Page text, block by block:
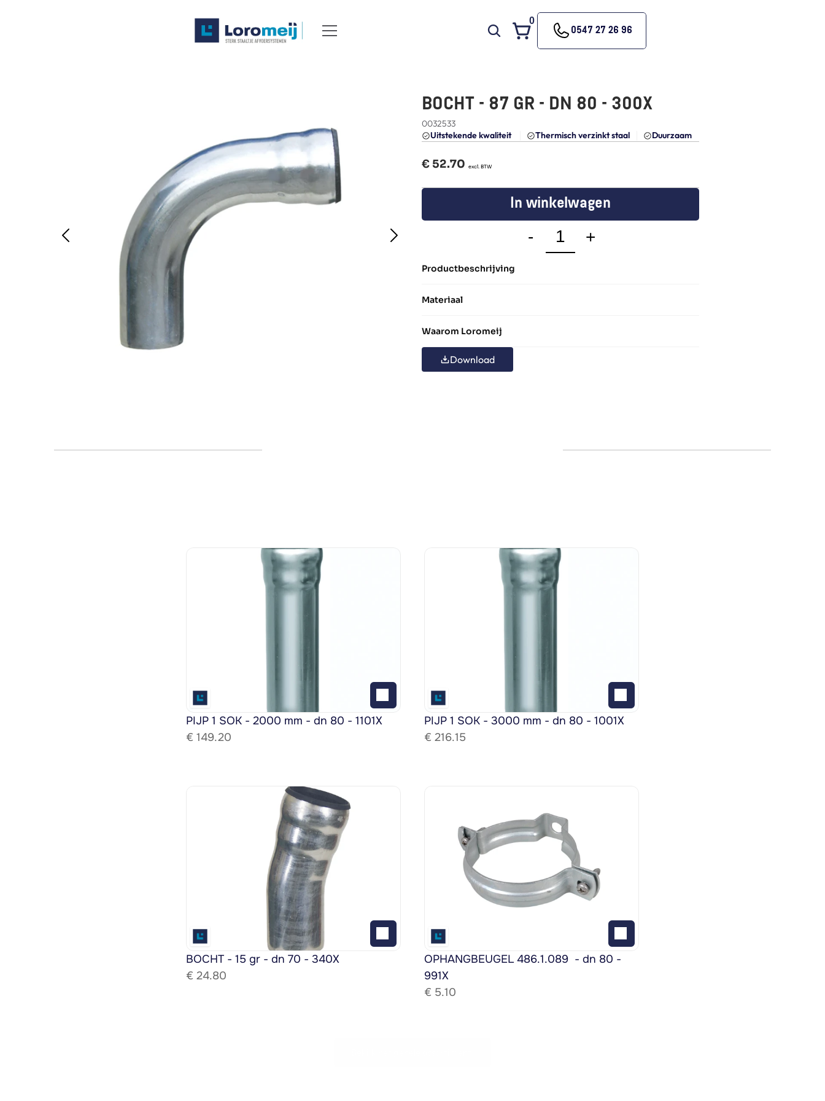
Poedercoaten
Over ons
Waarom Loromeij
Contact
0
0547 27 26 96
BOCHT - 87 GR - DN 80 - 300X
0032533
Uitstekende kwaliteit
Thermisch verzinkt staal Duurzaam
€ 52.70
  excl. BTW
In winkelwagen
- +
Productbeschrijving
Materiaal
Waarom Loromeij
Download
PIJP 1 SOK - 2000 mm - dn 80 - 1101X
€ 149.20
PIJP 1 SOK - 3000 mm - dn 80 - 1001X
€ 216.15
BOCHT - 15 gr - dn 70 - 340X
€ 24.80
OPHANGBEUGEL 486.1.089  - dn 80 -
991X
€ 5.10